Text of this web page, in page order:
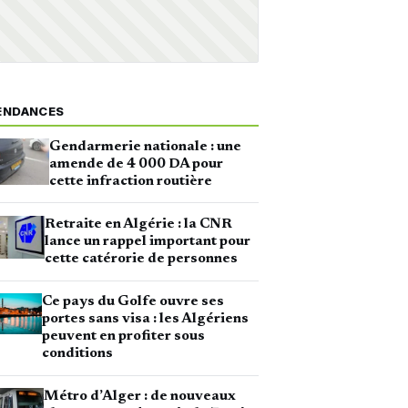
Gendarmerie nationale : une
amende de 4 000 DA pour
cette infraction routière
Retraite en Algérie : la CNR
lance un rappel important pour
cette catérorie de personnes
Ce pays du Golfe ouvre ses
portes sans visa : les Algériens
peuvent en profiter sous
conditions
Métro d’Alger : de nouveaux